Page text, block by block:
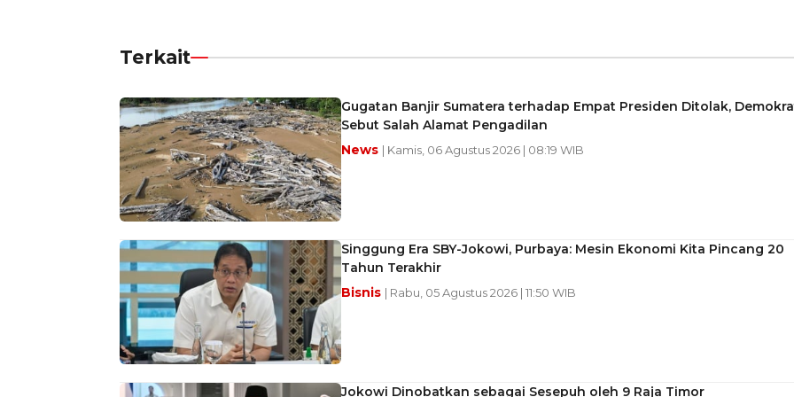
Terkait
Gugatan Banjir Sumatera terhadap Empat Presiden Ditolak,
Sebut Salah Alamat Pengadilan
News | Kamis, 06 Agustus 2026 | 08:19 WIB
Singgung Era SBY-Jokowi, Purbaya: Mesin Ekonomi Kita Pincang 20
Tahun Terakhir
Bisnis | Rabu, 05 Agustus 2026 | 11:50 WIB
Jokowi Dinobatkan sebagai Sesepuh oleh 9 Raja Timor